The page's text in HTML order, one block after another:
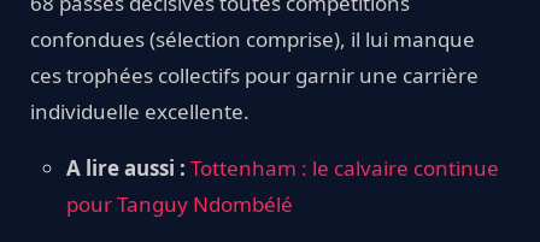
confondues (sélection comprise), il lui manque
ces trophées collectifs pour garnir une carrière
individuelle excellente.
A lire aussi : Tottenham : le calvaire continue
pour Tanguy Ndombélé